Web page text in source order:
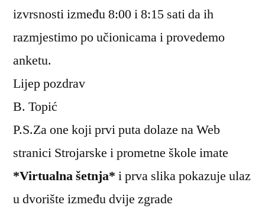
izvrsnosti između 8:00 i 8:15 sati da ih
razmjestimo po učionicama i provedemo
anketu.
Lijep pozdrav
B. Topić
P.S.Za one koji prvi puta dolaze na Web
stranici Strojarske i prometne škole imate
*Virtualna šetnja* i prva slika pokazuje ulaz
u dvorište između dvije zgrade